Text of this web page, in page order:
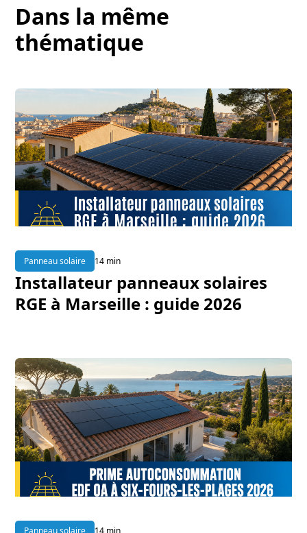
Dans la même
thématique
Panneau solaire 14 min
Installateur panneaux solaires
RGE à Marseille : guide 2026